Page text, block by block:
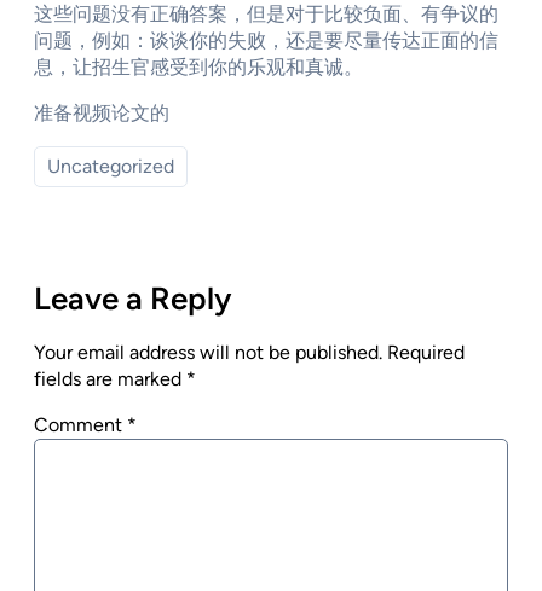
这些问题没有正确答案，但是对于比较负面、有争议的
问题，例如：谈谈你的失败，还是要尽量传达正面的信
息，让招生官感受到你的乐观和真诚。
准备视频论文的
Uncategorized
Leave a Reply
Your email address will not be published. Required
fields are marked *
Comment *